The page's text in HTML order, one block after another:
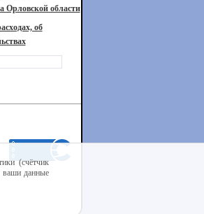
Орловской области
об
(счётчик
ваши данные